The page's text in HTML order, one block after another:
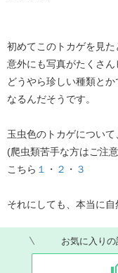
初めてこのトカゲを見
意外にも写真がたくさん
どうやら珍しい種類と
なるんだそうです。
玉虫色のトカゲについて
(爬虫類苦手な方はご注
こちら １ ・ ２ ・ ３
それにしても、本当に自
お気に入り